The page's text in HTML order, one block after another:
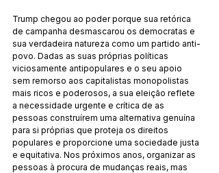
Trump chegou ao poder porque sua retórica
de campanha desmascarou os democratas e
sua verdadeira natureza como um partido anti-
povo. Dadas as suas próprias políticas
viciosamente antipopulares e o seu apoio
sem remorso aos capitalistas monopolistas
mais ricos e poderosos, a sua eleição reflete
a necessidade urgente e crítica de as
pessoas construírem uma alternativa genuína
para si próprias que proteja os direitos
populares e proporcione uma sociedade justa
e equitativa. Nos próximos anos, organizar as
pessoas à procura de mudanças reais, mas